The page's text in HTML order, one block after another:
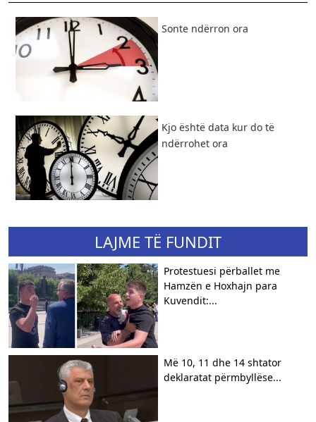
​Sonte ndërron ora
Kjo është data kur do të
ndërrohet ora
LAJME TË FUNDIT
Protestuesi përballet me
Hamzën e Hoxhajn para
Kuvendit:...
Më 10, 11 dhe 14 shtator
deklaratat përmbyllëse...